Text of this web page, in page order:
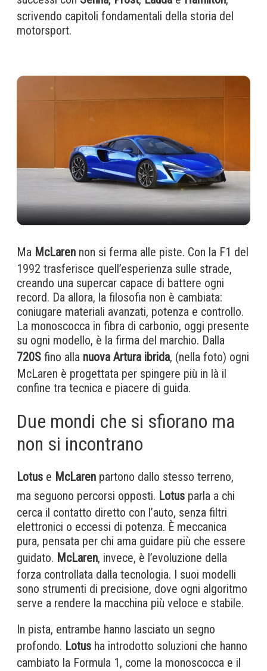
scrivendo capitoli fondamentali della storia del
motorsport.
Ma McLaren non si ferma alle piste. Con la F1 del
1992 trasferisce quell’esperienza sulle strade,
creando una supercar capace di battere ogni
record. Da allora, la filosofia non è cambiata:
coniugare materiali avanzati, potenza e controllo.
La monoscocca in fibra di carbonio, oggi presente
su ogni modello, è la firma del marchio. Dalla
720S fino alla nuova Artura ibrida, (nella foto) ogni
McLaren è progettata per spingere più in là il
confine tra tecnica e piacere di guida.
Due mondi che si sfiorano ma
non si incontrano
Lotus e McLaren partono dallo stesso terreno,
ma seguono percorsi opposti. Lotus parla a chi
cerca il contatto diretto con l’auto, senza filtri
elettronici o eccessi di potenza. È meccanica
pura, pensata per chi ama guidare più che essere
guidato. McLaren, invece, è l’evoluzione della
forza controllata dalla tecnologia. I suoi modelli
sono strumenti di precisione, dove ogni algoritmo
serve a rendere la macchina più veloce e stabile.
In pista, entrambe hanno lasciato un segno
profondo. Lotus ha introdotto soluzioni che hanno
cambiato la Formula 1, come la monoscocca e il